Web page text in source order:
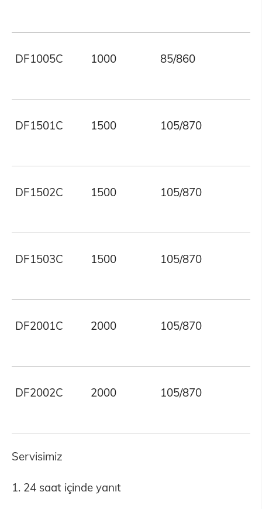
DF1005C 1000 85/860
DF1501C 1500 105/870
DF1502C 1500 105/870
DF1503C 1500 105/870
DF2001C 2000 105/870
DF2002C 2000 105/870
Servisimiz
1. 24 saat içinde yanıt